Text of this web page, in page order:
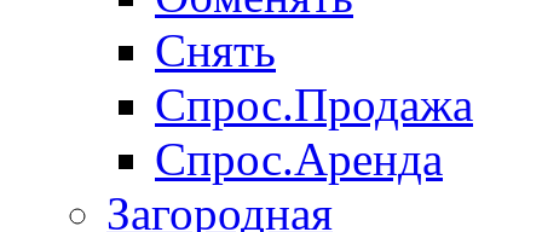
Снять
Спрос.Продажа
Спрос.Аренда
Загородная